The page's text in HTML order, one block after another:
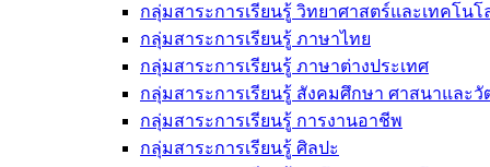
กลุ่มสาระการเรียนรู้ วิทยาศาสตร์และเทคโนโ
กลุ่มสาระการเรียนรู้ ภาษาไทย
กลุ่มสาระการเรียนรู้ ภาษาต่างประเทศ
กลุ่มสาระการเรียนรู้ สังคมศึกษา ศาสนาและ
กลุ่มสาระการเรียนรู้ การงานอาชีพ
กลุ่มสาระการเรียนรู้ ศิลปะ